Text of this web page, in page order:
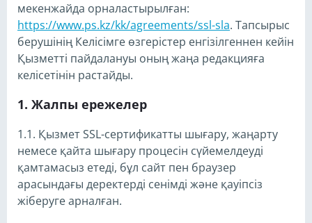
мекенжайда орналастырылған:
https://www.ps.kz/kk/agreements/ssl-sla. Тапсырыс
берушінің Келісімге өзгерістер енгізілгеннен кейін
Қызметті пайдалануы оның жаңа редакцияға
келісетінін растайды.
Жалпы ережелер
1.1. Қызмет SSL-сертификатты шығару, жаңарту
немесе қайта шығару процесін сүйемелдеуді
қамтамасыз етеді, бұл сайт пен браузер
арасындағы деректерді сенімді және қауіпсіз
жіберуге арналған.